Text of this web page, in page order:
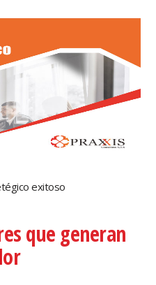
exitoso
que generan